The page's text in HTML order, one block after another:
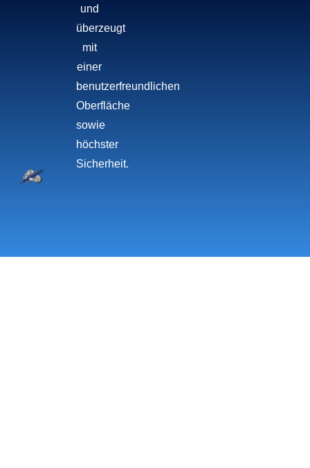
und
überzeugt
mit
einer
benutzerfreundlichen
Oberfläche
sowie
höchster
Sicherheit.